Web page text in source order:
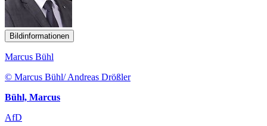
Bildinformationen
Marcus Bühl
© Marcus Bühl/ Andreas Drößler
Bühl, Marcus
AfD